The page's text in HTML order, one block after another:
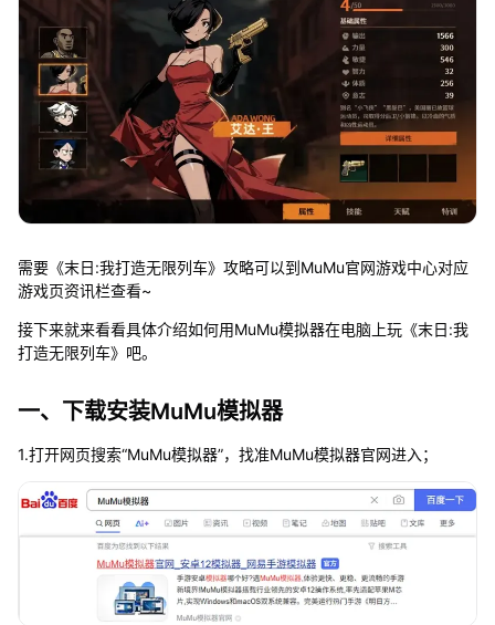
需要《末日:我打造无限列车》攻略可以到MuMu官网游戏中心对应
游戏页资讯栏查看~
接下来就来看看具体介绍如何用MuMu模拟器在电脑上玩《末日:我
打造无限列车》吧。
一、下载安装MuMu模拟器
1.打开网页搜索“MuMu模拟器”，找准MuMu模拟器官网进入；